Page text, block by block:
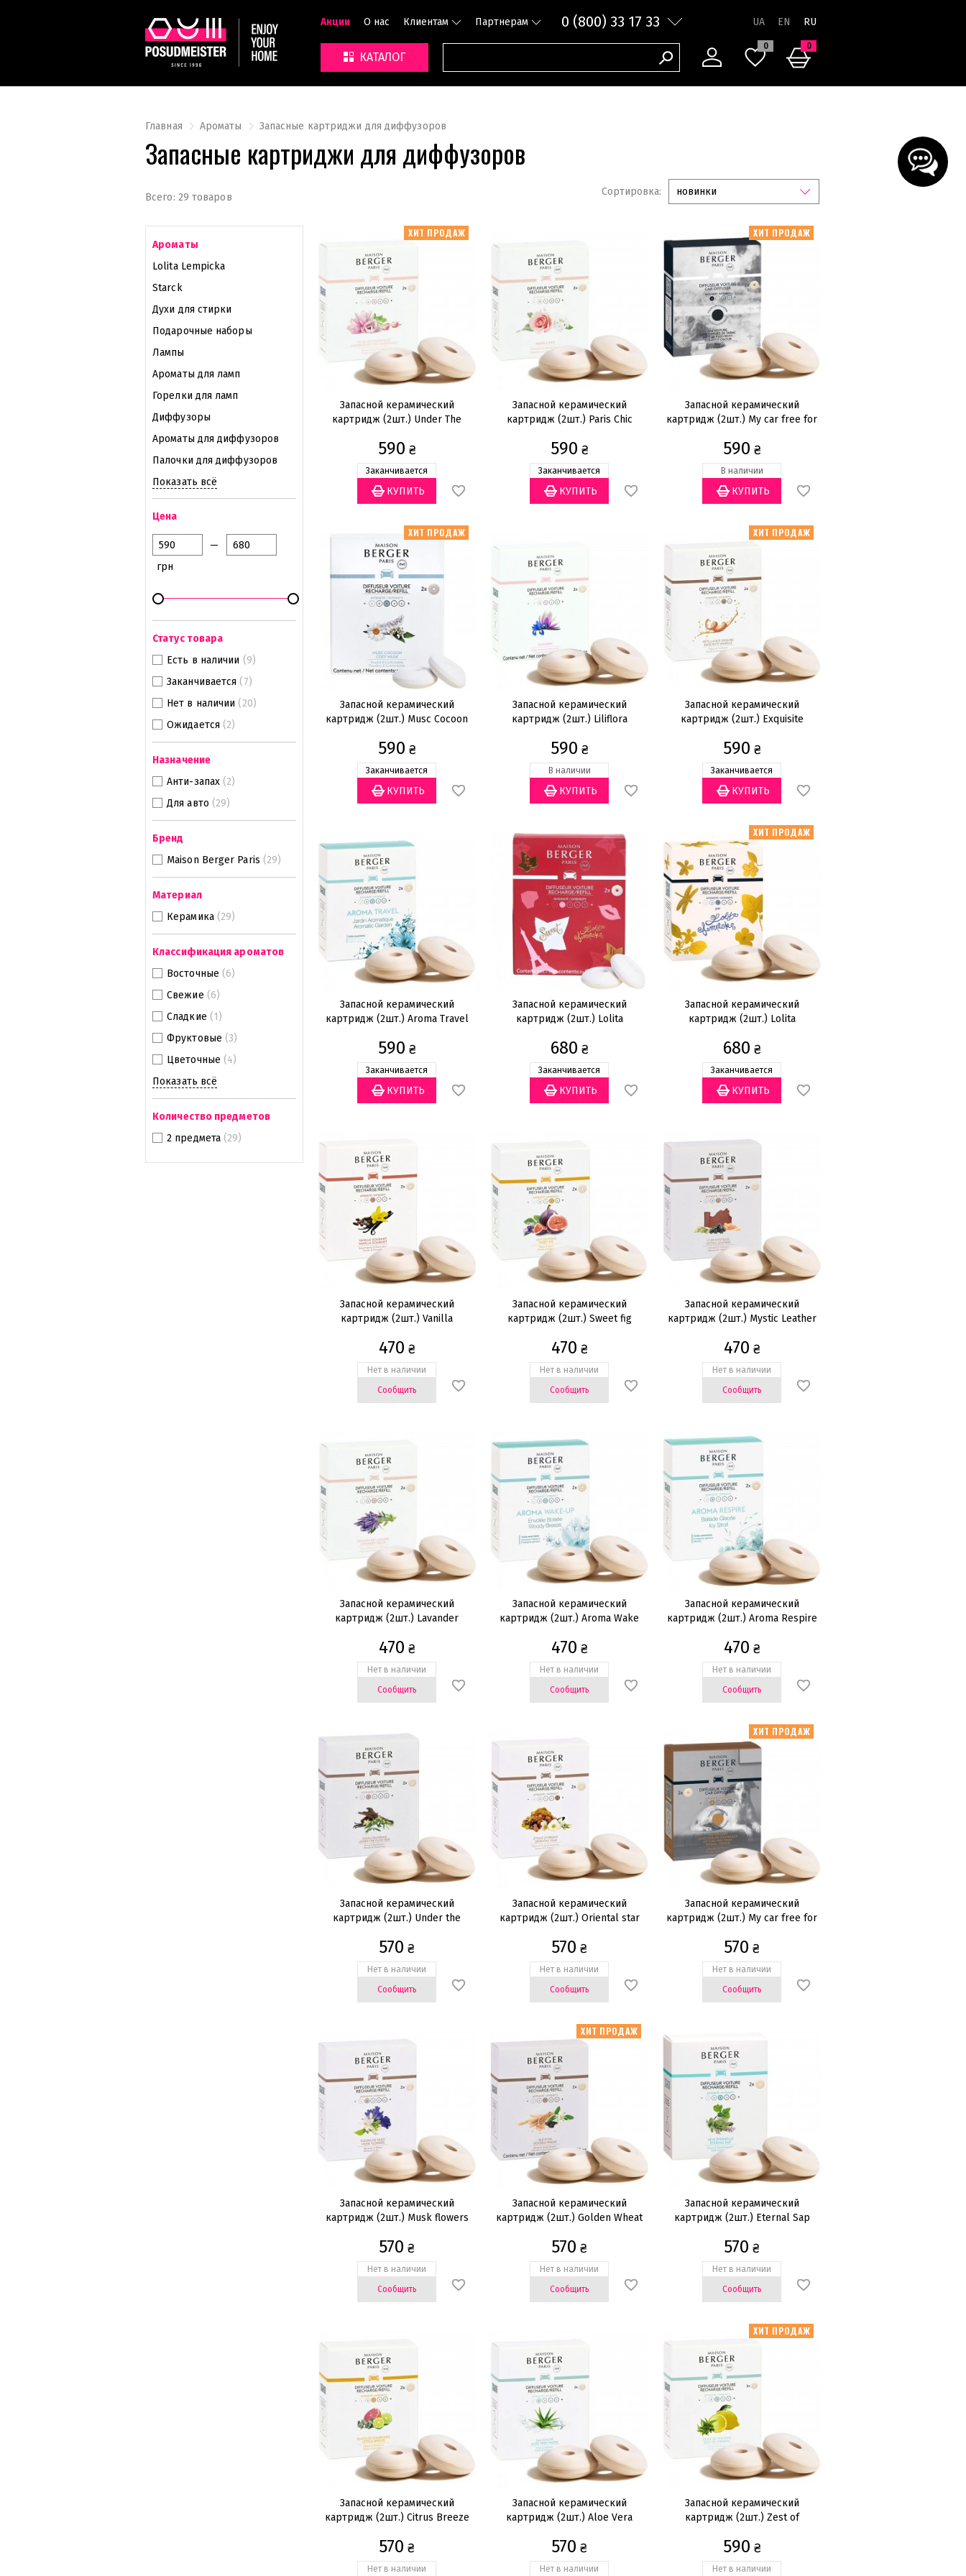
Акции О нас Клиентам Партнерам 0 (800) 33 17 33 RU
КАТАЛОГ
0 0
Главная Ароматы Запасные картриджи для диффузоров
Запасные картриджи для диффузоров
Всего: 29 товаров Сортировка: новинки
Ароматы
Lolita Lempicka
Starck
Духи для стирки
Подарочные наборы
Лампы
Ароматы для ламп
Горелки для ламп
Диффузоры
Ароматы для диффузоров
Палочки для диффузоров
Показать всё
Цена
—
грн
Статус товара
Есть в наличии (9)
Заканчивается (7)
Нет в наличии (20)
Ожидается (2)
Назначение
Анти-запах (2)
Для авто (29)
Бренд
Maison Berger Paris (29)
Материал
Керамика (29)
Классификация ароматов
Восточные (6)
Свежие (6)
Сладкие (1)
Фруктовые (3)
Цветочные (4)
Показать всё
Количество предметов
2 предмета (29)
ХИТ ПРОДАЖ
Запасной керамический
картридж (2шт.) Under The
590 ₴
Заканчивается
Запасной керамический
картридж (2шт.) Paris Chic
590 ₴
Заканчивается
ХИТ ПРОДАЖ
Запасной керамический
картридж (2шт.) My car free for
590 ₴
В наличии
ХИТ ПРОДАЖ
Запасной керамический
картридж (2шт.) Musc Cocoon
590 ₴
Заканчивается
Запасной керамический
картридж (2шт.) Liliflora
590 ₴
В наличии
ХИТ ПРОДАЖ
Запасной керамический
картридж (2шт.) Exquisite
590 ₴
Заканчивается
Запасной керамический
картридж (2шт.) Aroma Travel
590 ₴
Заканчивается
Запасной керамический
картридж (2шт.) Lolita
680 ₴
Заканчивается
ХИТ ПРОДАЖ
Запасной керамический
картридж (2шт.) Lolita
680 ₴
Заканчивается
Запасной керамический
картридж (2шт.) Vanilla
470 ₴
Нет в наличии
Сообщить
Запасной керамический
картридж (2шт.) Sweet fig
470 ₴
Нет в наличии
Сообщить
Запасной керамический
картридж (2шт.) Mystic Leather
470 ₴
Нет в наличии
Сообщить
Запасной керамический
картридж (2шт.) Lavander
470 ₴
Нет в наличии
Сообщить
Запасной керамический
картридж (2шт.) Aroma Wake
470 ₴
Нет в наличии
Сообщить
Запасной керамический
картридж (2шт.) Aroma Respire
470 ₴
Нет в наличии
Сообщить
Запасной керамический
картридж (2шт.) Under the
570 ₴
Нет в наличии
Сообщить
Запасной керамический
картридж (2шт.) Oriental star
570 ₴
Нет в наличии
Сообщить
ХИТ ПРОДАЖ
Запасной керамический
картридж (2шт.) My car free for
570 ₴
Нет в наличии
Сообщить
Запасной керамический
картридж (2шт.) Musk flowers
570 ₴
Нет в наличии
Сообщить
ХИТ ПРОДАЖ
Запасной керамический
картридж (2шт.) Golden Wheat
570 ₴
Нет в наличии
Сообщить
Запасной керамический
картридж (2шт.) Eternal Sap
570 ₴
Нет в наличии
Сообщить
Запасной керамический
картридж (2шт.) Citrus Breeze
570 ₴
Нет в наличии
Запасной керамический
картридж (2шт.) Aloe Vera
570 ₴
Нет в наличии
ХИТ ПРОДАЖ
Запасной керамический
картридж (2шт.) Zest of
590 ₴
Нет в наличии